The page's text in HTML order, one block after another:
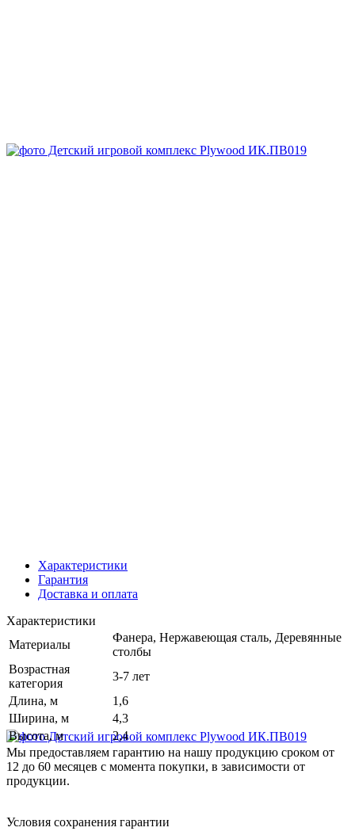
Характеристики
Гарантия
Доставка и оплата
Характеристики
Материалы
Фанера, Нержавеющая сталь, Деревянные
столбы
Возрастная
категория
3-7 лет
Длина, м
1,6
Ширина, м
4,3
Высота, м
2,4
Мы предоставляем гарантию на нашу продукцию сроком от
12 до 60 месяцев с момента покупки, в зависимости от
продукции.
Условия сохранения гарантии